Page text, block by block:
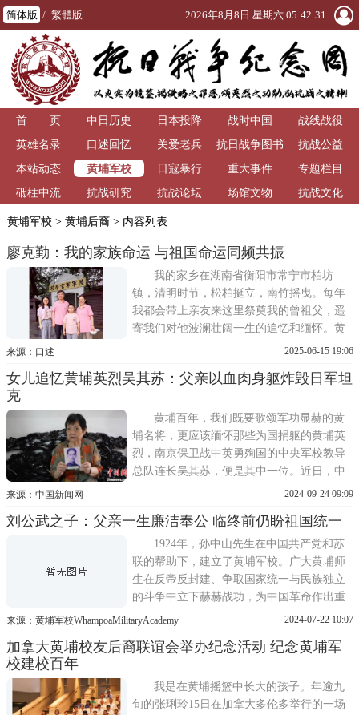
简体版 / 繁體版 2026年8月8日 星期六 05:42:31
首 页 中日历史 日本投降 战时中国
战线战役
英雄名录
口述回忆 关爱老兵
抗日战争图书
馆
抗战公益
本站动态
黄埔军校 日寇暴行 重大事件
专题栏目
砥柱中流
抗战研究 抗战论坛 场馆文物 抗战文化
黄埔军校> 黄埔后裔> 内容列表
廖克勤：我的家族命运 与祖国命运同频共振
我的家乡在湖南省衡阳市常宁市柏坊
镇，清明时节，松柏挺立，南竹摇曳。每年
我都会带上亲友来这里祭奠我的曾祖父，遥
寄我们对他波澜壮阔一生的追忆和缅怀。黄
埔军校建校100周年之际，廖克勤携家人在广
独特而厚重的历史脉络：曾祖父投身辛亥革
辈中，五位热血青年
来源：口述 2025-06-15 19:06
女儿追忆黄埔英烈吴其苏：父亲以血肉身躯炸毁日军坦
克
黄埔百年，我们既要歌颂军功显赫的黄
埔名将，更应该缅怀那些为国捐躯的黄埔英
烈，南京保卫战中英勇殉国的中央军校教导
总队连长吴其苏，便是其中一位。近日，中
新网记者来到英烈吴其苏故乡惠来县，听其
肉身躯炸毁日军坦克，牺牲时尸骨无存。日
前，中央军校教导总队连长吴其苏之女吴以
真接受中新网采访吴
来源：中国新闻网 2024-09-24 09:09
刘公武之子：父亲一生廉洁奉公 临终前仍盼祖国统一
1924年，孙中山先生在中国共产党和苏
联的帮助下，建立了黄埔军校。广大黄埔师
生在反帝反封建、争取国家统一与民族独立
的斗争中立下赫赫战功，为中国革命作出重
大贡献。在黄埔军校建校百年之际，黄埔军
史系列专题片《风起黄埔》，全球寻访100位
事，追寻先辈精神，以此更
来源：黄埔军校WhampoaMilitaryAcademy 2024-07-22 10:07
加拿大黄埔校友后裔联谊会举办纪念活动 纪念黄埔军
校建校百年
我是在黄埔摇篮中长大的孩子。年逾九
旬的张琍玲15日在加拿大多伦多举行的一场